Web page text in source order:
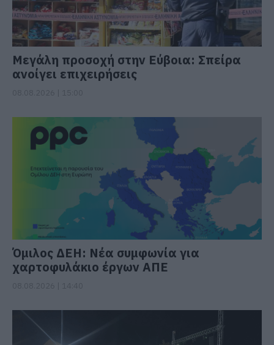
Μεγάλη προσοχή στην Εύβοια: Σπείρα
ανοίγει επιχειρήσεις
Όμιλος ΔΕΗ: Νέα συμφωνία για
χαρτοφυλάκιο έργων ΑΠΕ